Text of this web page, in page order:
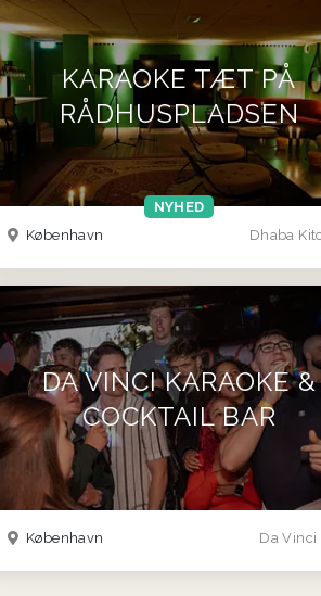
NYHED
KARAOKE TÆT PÅ
RÅDHUSPLADSEN
Dhaba
København
DA VINCI KARAOKE &
COCKTAIL BAR
Da Vinci
København